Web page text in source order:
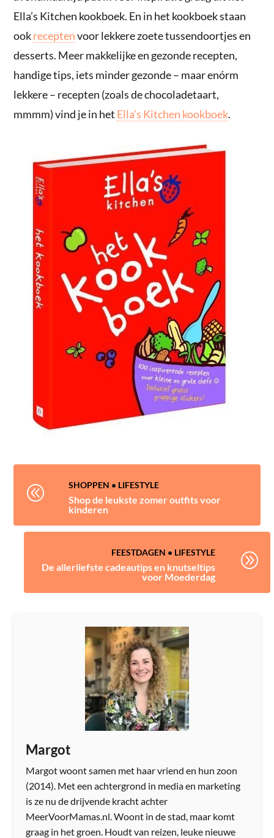
Ella’s Kitchen kookboek. En in het kookboek staan
ookreceptenvoor lekkere zoete tussendoortjes en
desserts. Meer makkelijke en gezonde recepten,
handige tips, iets minder gezonde – maar enórm
lekkere – recepten (zoals de chocoladetaart,
mmmm) vind je in het Ella’s Kitchen kookboek.
@ SHOPPEN • LIFESTYLE
Shop de leukste zomer outfits voor
kinderen
FEESTDAGEN • LIFESTYLE
De allerliefste cadeautips en knutseltips
voor Moederdag
A
Margot
Margot woont samen met haar vriend en hun zoon
(2014). Met een achtergrond in media en marketing
is ze nu de drijvende kracht achter
MeerVoorMamas.nl. Woont in de stad, maar komt
graag in het groen. Houdt van reizen, leuke nieuwe